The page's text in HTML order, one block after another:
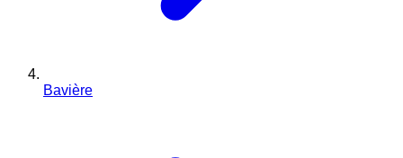
Bavière